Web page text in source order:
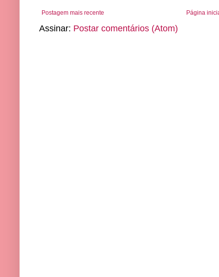
Postagem mais recente Página
Assinar: Postar comentários (Atom)